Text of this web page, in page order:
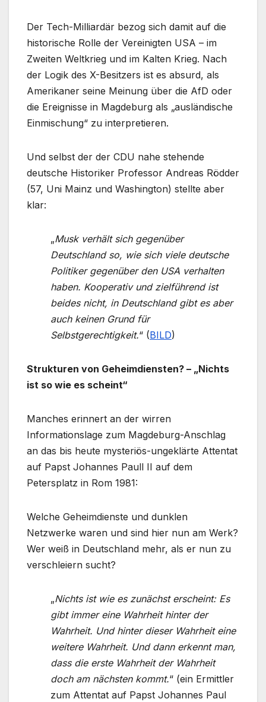
Der Tech-Milliardär bezog sich damit auf die
historische Rolle der Vereinigten USA – im
Zweiten Weltkrieg und im Kalten Krieg. Nach
der Logik des X-Besitzers ist es absurd, als
Amerikaner seine Meinung über die AfD oder
die Ereignisse in Magdeburg als „ausländische
Einmischung“ zu interpretieren.
Und selbst der der CDU nahe stehende
deutsche Historiker Professor Andreas Rödder
(57, Uni Mainz und Washington) stellte aber
klar:
„Musk verhält sich gegenüber
Deutschland so, wie sich viele deutsche
Politiker gegenüber den USA verhalten
haben. Kooperativ und zielführend ist
beides nicht, in Deutschland gibt es aber
auch keinen Grund für
Selbstgerechtigkeit.“ (BILD)
Strukturen von Geheimdiensten? – „Nichts
ist so wie es scheint“
Manches erinnert an der wirren
Informationslage zum Magdeburg-Anschlag
an das bis heute mysteriös-ungeklärte Attentat
auf Papst Johannes Paull II auf dem
Petersplatz in Rom 1981:
Welche Geheimdienste und dunklen
Netzwerke waren und sind hier nun am Werk?
Wer weiß in Deutschland mehr, als er nun zu
verschleiern sucht?
„Nichts ist wie es zunächst erscheint: Es
gibt immer eine Wahrheit hinter der
Wahrheit. Und hinter dieser Wahrheit eine
weitere Wahrheit. Und dann erkennt man,
dass die erste Wahrheit der Wahrheit
doch am nächsten kommt.“ (ein Ermittler
zum Attentat auf Papst Johannes Paul